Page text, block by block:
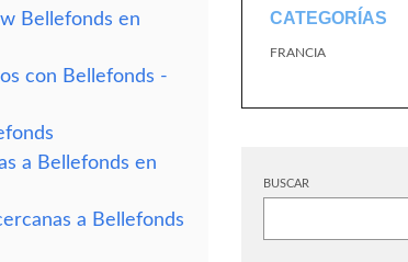
Bellefonds en
con Bellefonds -
a Bellefonds en
a Bellefonds
CATEGORÍAS
FRANCIA
BUSCAR